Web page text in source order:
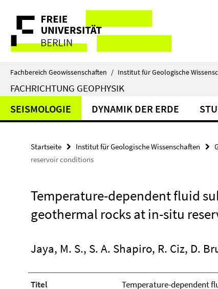
direkt
Inhalt
Service-
Navigation
Fachbereich Geowissenschaften / Institut für Geologische
FACHRICHTUNG GEOPHYSIK
SEISMOLOGIE DYNAMIK DER ERDE
Startseite Institut für Geologische Wissenschaften
reservoir conditions
Temperature-dependent fluid
geothermal rocks at in-situ
Jaya, M. S., S. A. Shapiro, R. Ciz, D.
Titel
Temperature-dependent